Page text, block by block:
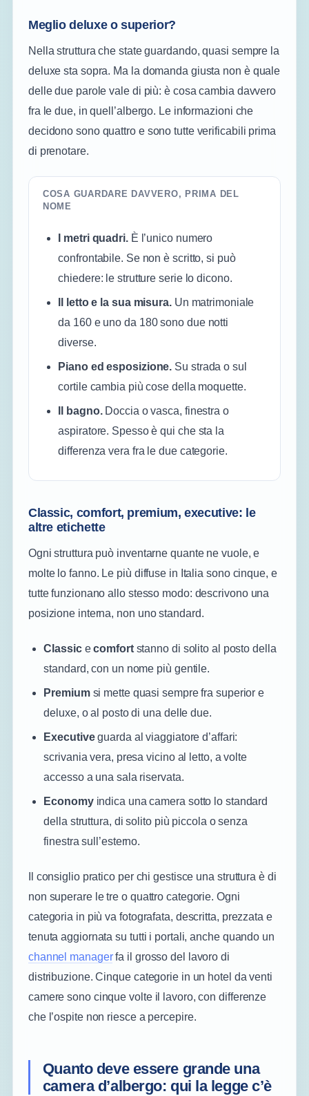
Meglio deluxe o superior?
Nella struttura che state guardando, quasi sempre la
deluxe sta sopra. Ma la domanda giusta non è quale
delle due parole vale di più: è cosa cambia davvero
fra le due, in quell’albergo. Le informazioni che
decidono sono quattro e sono tutte verificabili prima
di prenotare.
COSA GUARDARE DAVVERO, PRIMA DEL
NOME
I metri quadri.È l’unico numero
confrontabile. Se non è scritto, si può
chiedere: le strutture serie lo dicono.
Il letto e la sua misura.Un matrimoniale
da 160 e uno da 180 sono due notti
diverse.
Piano ed esposizione. Su strada o sul
cortile cambia più cose della moquette.
Il bagno.Doccia o vasca, finestra o
aspiratore. Spesso è qui che sta la
differenza vera fra le due categorie.
Classic, comfort, premium, executive: le
altre etichette
Ogni struttura può inventarne quante ne vuole, e
molte lo fanno. Le più diffuse in Italia sono cinque, e
tutte funzionano allo stesso modo: descrivono una
posizione interna, non uno standard.
Classicecomfortstanno di solito al posto della
standard, con un nome più gentile.
Premiumsi mette quasi sempre fra superior e
deluxe, o al posto di una delle due.
Executiveguarda al viaggiatore d’affari:
scrivania vera, presa vicino al letto, a volte
accesso a una sala riservata.
Economyindica una camera sotto lo standard
della struttura, di solito più piccola o senza
finestra sull’esterno.
Il consiglio pratico per chi gestisce una struttura è di
non superare le tre o quattro categorie. Ogni
categoria in più va fotografata, descritta, prezzata e
tenuta aggiornata su tutti i portali, anche quando un
channel managerfa il grosso del lavoro di
distribuzione. Cinque categorie in un hotel da venti
camere sono cinque volte il lavoro, con differenze
che l’ospite non riesce a percepire.
Quanto deve essere grande una
camera d’albergo: qui la legge c’è